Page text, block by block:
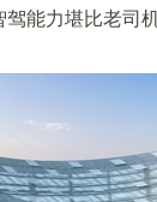
能力堪比老司机